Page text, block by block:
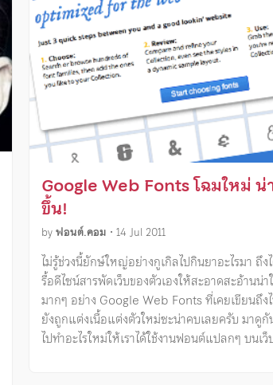
Google Web Fonts โฉมใหม่ น่
ขึ้น!
byฟอนต์.คอม • 14 Jul 2011
ไม่รู้ช่วงนี้ยักษ์ใหญ่อย่างกูเกิลไปกินยาอะไรมา ถึง
รื้อดีไซน์สารพัดเว็บของตัวเองให้สะอาดสะอ้านน่า
มากๆ อย่าง Google Web Fonts ที่เคยเขียนถึง
ยังถูกแต่งเนื้อแต่งตัวใหม่ซะน่าคบเลยครับ มาดูกั
ไปทำอะไรใหม่ให้เราได้ใช้งานฟอนต์แปลกๆ บนเ